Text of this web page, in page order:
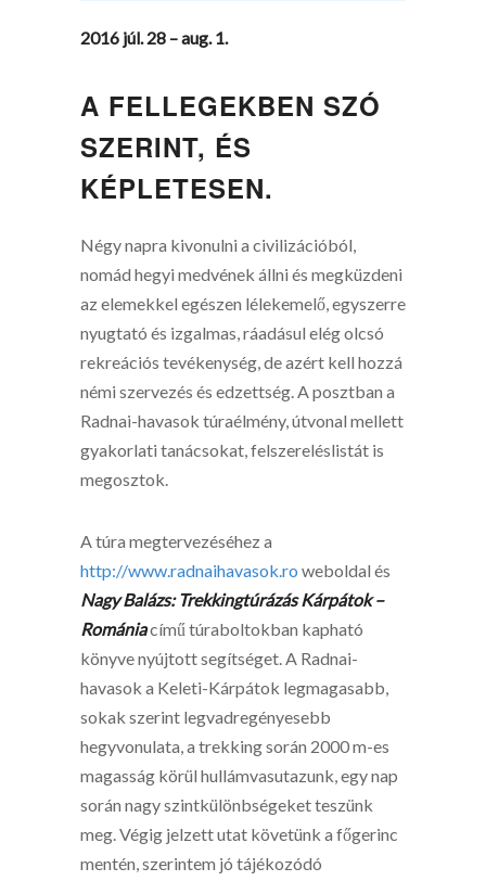
2016 júl. 28 – aug. 1.
A FELLEGEKBEN SZÓ
SZERINT, ÉS
KÉPLETESEN.
Négy napra kivonulni a civilizációból,
nomád hegyi medvének állni és megküzdeni
az elemekkel egészen lélekemelő, egyszerre
nyugtató és izgalmas, ráadásul elég olcsó
rekreációs tevékenység, de azért kell hozzá
némi szervezés és edzettség. A posztban a
Radnai-havasok túraélmény, útvonal mellett
gyakorlati tanácsokat, felszereléslistát is
megosztok.
A túra megtervezéséhez a
http://www.radnaihavasok.ro weboldal és
Nagy Balázs: Trekkingtúrázás Kárpátok –
Romániacímű túraboltokban kapható
könyve nyújtott segítséget. A Radnai-
havasok a Keleti-Kárpátok legmagasabb,
sokak szerint legvadregényesebb
hegyvonulata, a trekking során 2000 m-es
magasság körül hullámvasutazunk, egy nap
során nagy szintkülönbségeket teszünk
meg. Végig jelzett utat követünk a főgerinc
mentén, szerintem jó tájékozódó